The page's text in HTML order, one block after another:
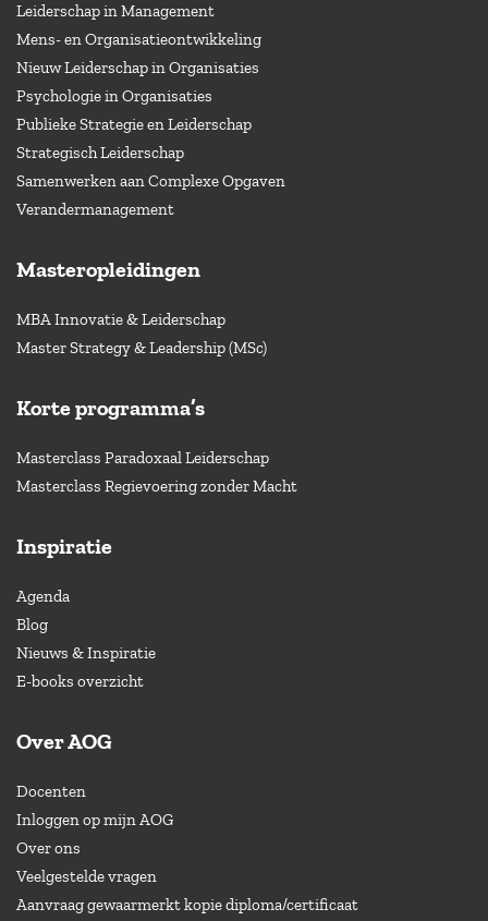
Leiderschap in Management
Mens- en Organisatieontwikkeling
Nieuw Leiderschap in Organisaties
Psychologie in Organisaties
Publieke Strategie en Leiderschap
Strategisch Leiderschap
Samenwerken aan Complexe Opgaven
Verandermanagement
Masteropleidingen
MBA Innovatie & Leiderschap
Master Strategy & Leadership (MSc)
Korte programma’s
Masterclass Paradoxaal Leiderschap
Masterclass Regievoering zonder Macht
Inspiratie
Agenda
Blog
Nieuws & Inspiratie
E-books overzicht
Over AOG
Docenten
Inloggen op mijn AOG
Over ons
Veelgestelde vragen
Aanvraag gewaarmerkt kopie diploma/certificaat